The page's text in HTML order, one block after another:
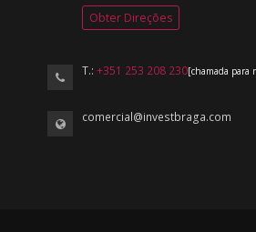
Obter Direções
T.:+351 253 208 230[chamada para
comercial@investbraga.com